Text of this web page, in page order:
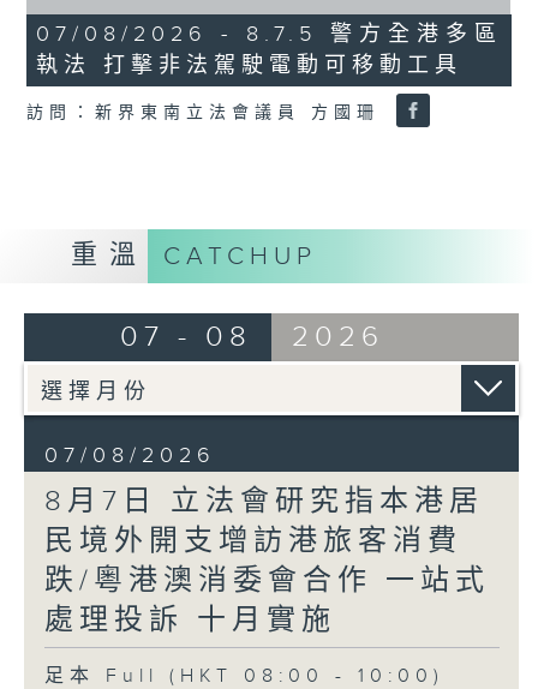
6
minutes,
18
seconds
07/08/2026 - 8.7.5 警方全港多區
執法 打擊非法駕駛電動可移動工具
訪問：新界東南立法會議員 方國珊
重溫 CATCHUP
07 - 08 2026
07/08/2026
8月7日 立法會研究指本港居
民境外開支增訪港旅客消費
跌/粵港澳消委會合作 一站式
處理投訴 十月實施
足本 Full (HKT 08:00 - 10:00)